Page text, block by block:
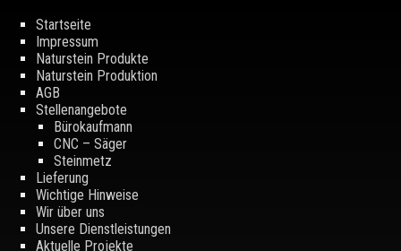
Startseite
Impressum
Naturstein Produkte
Naturstein Produktion
AGB
Stellenangebote
Bürokaufmann
CNC – Säger
Steinmetz
Lieferung
Wichtige Hinweise
Wir über uns
Unsere Dienstleistungen
Aktuelle Projekte